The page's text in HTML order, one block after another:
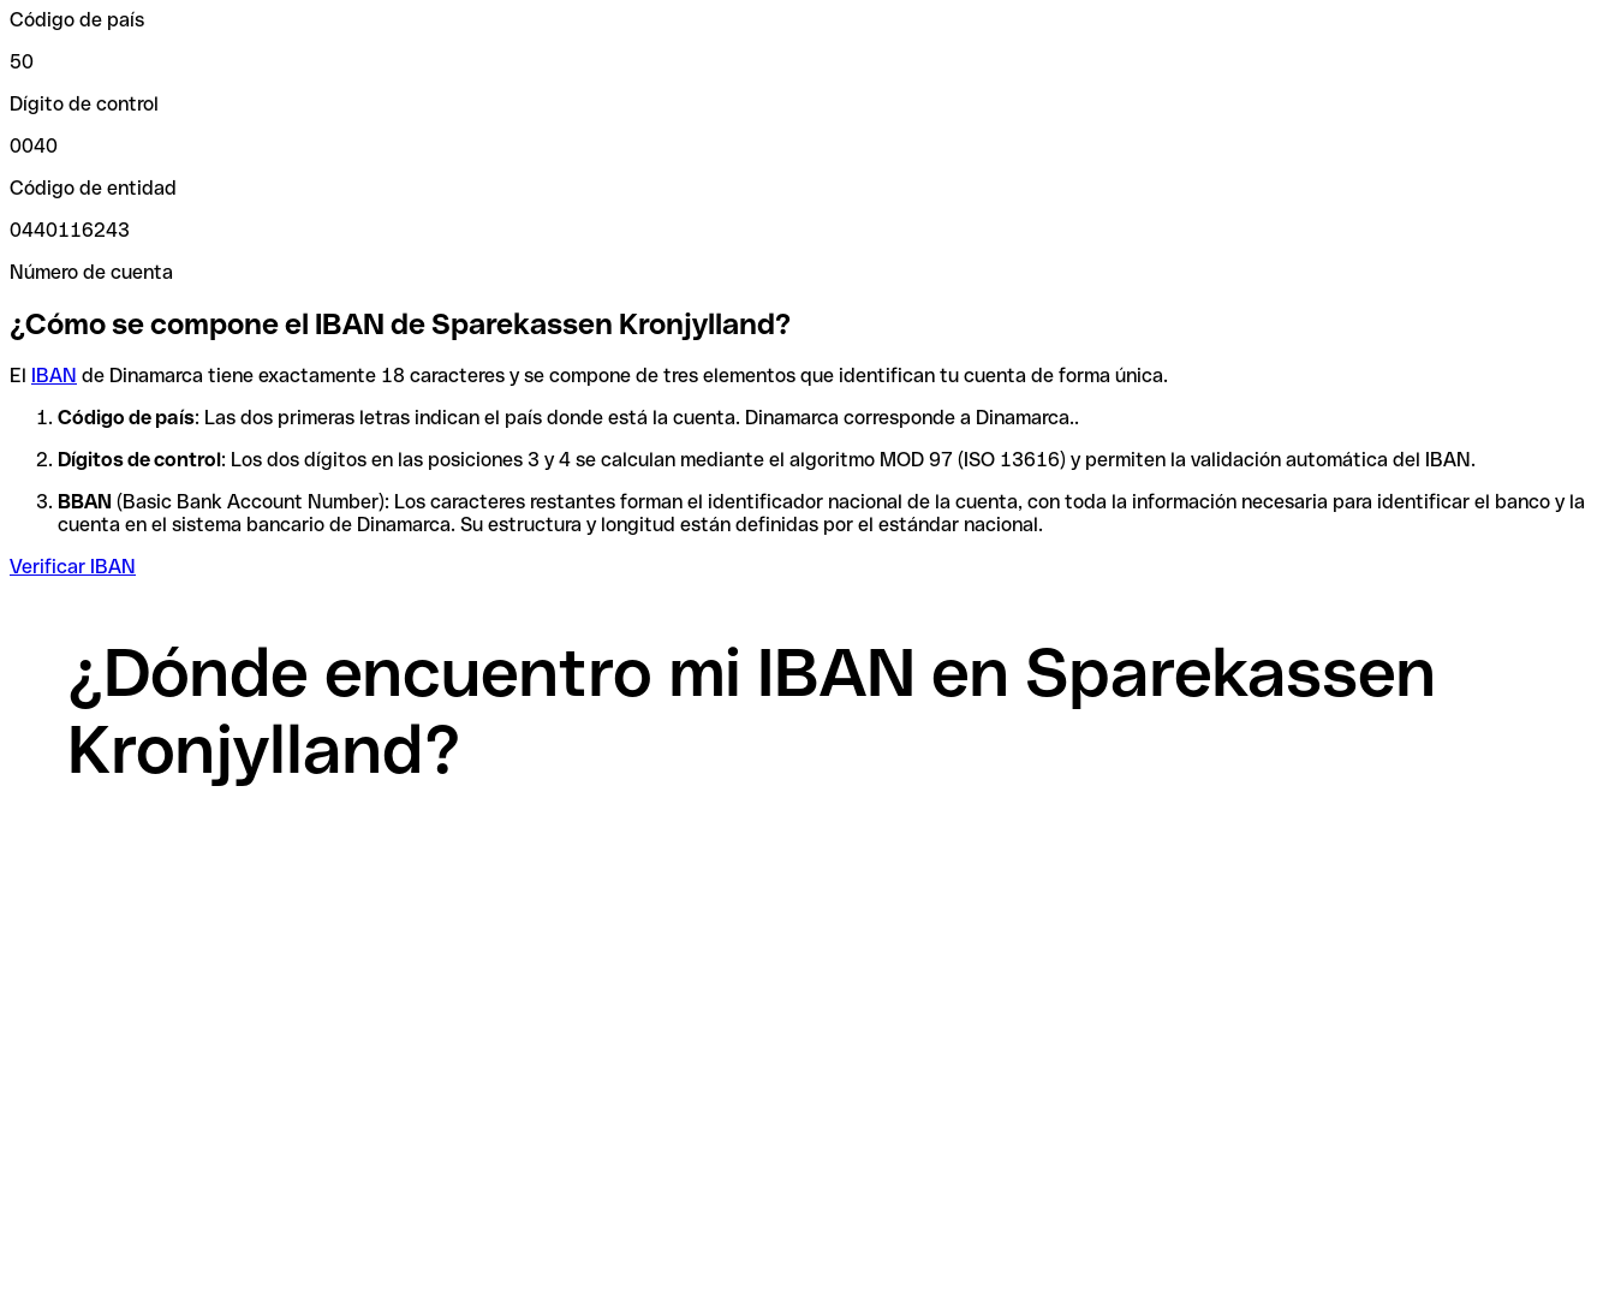
Código de país
50
Dígito de control
0040
Código de entidad
0440116243
Número de cuenta
¿Cómo se compone el IBAN de Sparekassen Kronjylland?
El IBAN de Dinamarca tiene exactamente 18 caracteres y se compone de tres elementos que identifican tu cuenta de forma única.
Código de país: Las dos primeras letras indican el país donde está la cuenta. Dinamarca corresponde a Dinamarca..
Dígitos de control: Los dos dígitos en las posiciones 3 y 4 se calculan mediante el algoritmo MOD 97 (ISO 13616) y permiten la validación automática del IBAN.
BBAN (Basic Bank Account Number): Los caracteres restantes forman el identificador nacional de la cuenta, con toda la información necesaria para identificar el banco y la
cuenta en el sistema bancario de Dinamarca. Su estructura y longitud están definidas por el estándar nacional.
Verificar IBAN
¿Dónde encuentro mi IBAN en Sparekassen
Kronjylland?